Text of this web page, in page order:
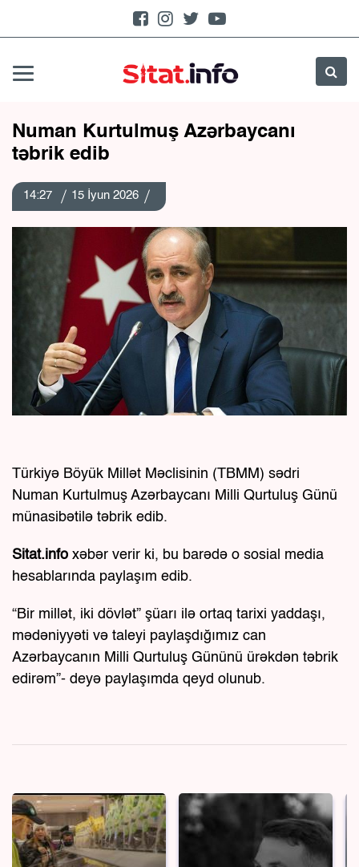
Numan Kurtulmuş Azərbaycanı
təbrik edib
14:27 15 İyun 2026
Türkiyə Böyük Millət Məclisinin (TBMM) sədri
Numan Kurtulmuş Azərbaycanı Milli Qurtuluş Günü
münasibətilə təbrik edib.
Sitat.info xəbər verir ki, bu barədə o sosial media
hesablarında paylaşım edib.
“Bir millət, iki dövlət” şüarı ilə ortaq tarixi yaddaşı,
mədəniyyəti və taleyi paylaşdığımız can
Azərbaycanın Milli Qurtuluş Gününü ürəkdən təbrik
edirəm”- deyə paylaşımda qeyd olunub.